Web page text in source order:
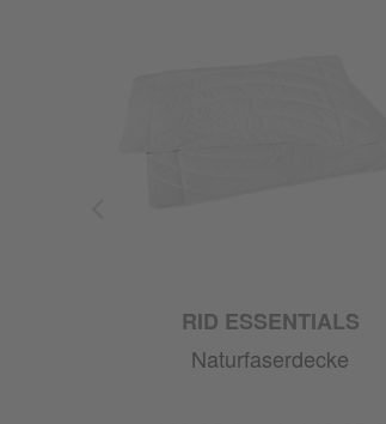
RID ESSENTIALS
Naturfaserdecke